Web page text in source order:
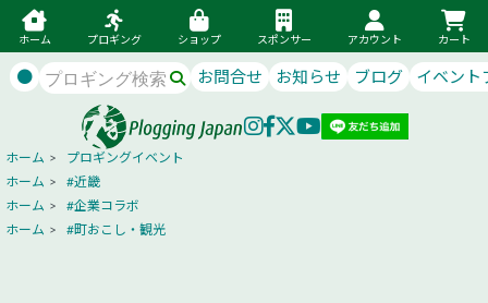
ホーム プロギング ショップ スポンサー アカウント カート
● お問合せ お知らせ ブログ イベント
ホーム >
プロギングイベント
ホーム >
#近畿
ホーム >
#企業コラボ
ホーム > #町おこし・観光